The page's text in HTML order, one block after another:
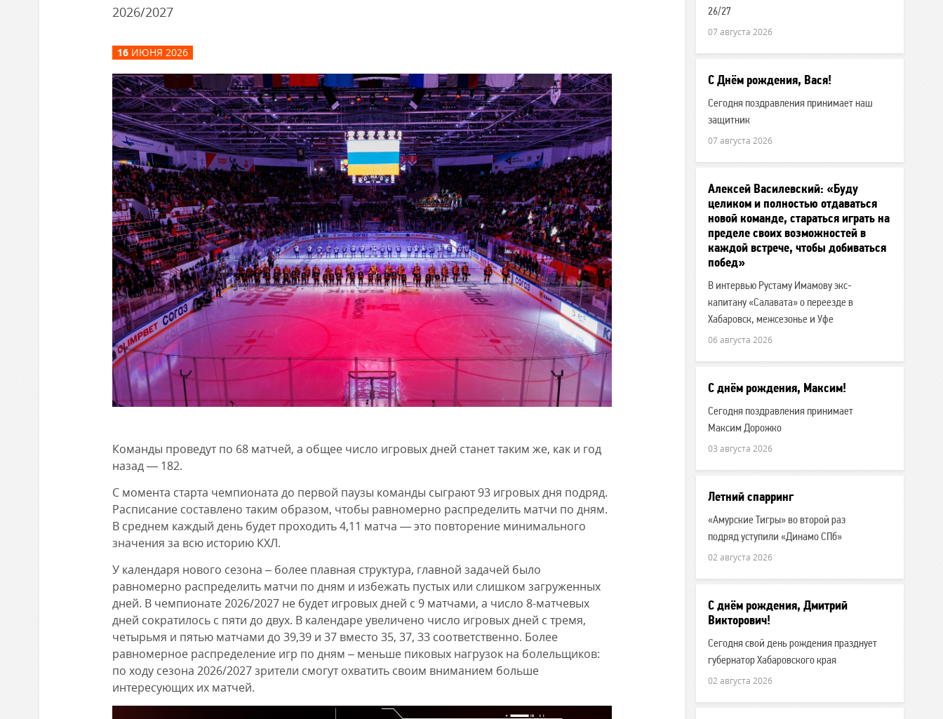
Шанхайские Драконы Сибирь
2026/2027
16 ИЮНЯ 2026
Команды проведут по 68 матчей, а общее число игровых дней станет таким же, как и год
назад — 182.
С момента старта чемпионата до первой паузы команды сыграют 93 игровых дня подряд.
Расписание составлено таким образом, чтобы равномерно распределить матчи по дням.
В среднем каждый день будет проходить 4,11 матча — это повторение минимального
значения за всю историю КХЛ.
У календаря нового сезона – более плавная структура, главной задачей было
равномерно распределить матчи по дням и избежать пустых или слишком загруженных
дней. В чемпионате 2026/2027 не будет игровых дней с 9 матчами, а число 8-матчевых
дней сократилось с пяти до двух. В календаре увеличено число игровых дней с тремя,
четырьмя и пятью матчами до 39,39 и 37 вместо 35, 37, 33 соответственно. Более
равномерное распределение игр по дням – меньше пиковых нагрузок на болельщиков:
по ходу сезона 2026/2027 зрители смогут охватить своим вниманием больше
интересующих их матчей.
26/27
07 августа 2026
С Днём рождения, Вася!
Сегодня поздравления принимает наш
защитник
07 августа 2026
Алексей Василевский: «Буду
целиком и полностью отдаваться
новой команде, стараться играть на
пределе своих возможностей в
каждой встрече, чтобы добиваться
побед»
В интервью Рустаму Имамову экс-
капитану «Салавата» о переезде в
Хабаровск, межсезонье и Уфе
06 августа 2026
С днём рождения, Максим!
Сегодня поздравления принимает
Максим Дорожко
03 августа 2026
Летний спарринг
«Амурские Тигры» во второй раз
подряд уступили «Динамо СПб»
02 августа 2026
С днём рождения, Дмитрий
Викторович!
Сегодня свой день рождения празднует
губернатор Хабаровского края
02 августа 2026